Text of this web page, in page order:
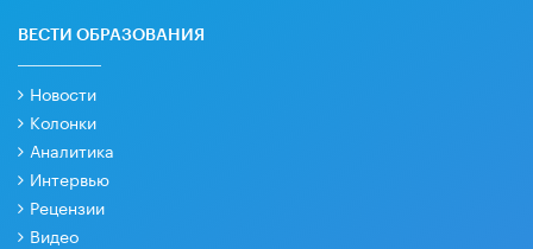
ВЕСТИ ОБРАЗОВАНИЯ
Новости
Колонки
Аналитика
Интервью
Рецензии
Видео